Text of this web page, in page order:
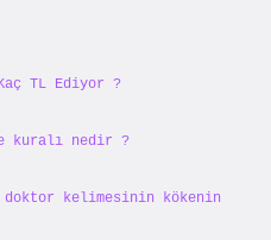
TL Ediyor ?
kuralı nedir ?
doktor kelimesinin kökenin